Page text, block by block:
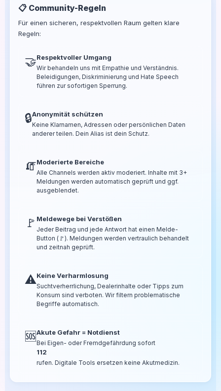
📋 Community-Regeln
Für einen sicheren, respektvollen Raum gelten klare
Regeln:
🤝Respektvoller Umgang
Wir behandeln uns mit Empathie und Verständnis.
Beleidigungen, Diskriminierung und Hate Speech
führen zur sofortigen Sperrung.
🔒Anonymität schützen
Keine Klarnamen, Adressen oder persönlichen Daten
anderer teilen. Dein Alias ist dein Schutz.
🧯Moderierte Bereiche
Alle Channels werden aktiv moderiert. Inhalte mit 3+
Meldungen werden automatisch geprüft und ggf.
ausgeblendet.
🚩 Meldewege bei Verstößen
Jeder Beitrag und jede Antwort hat einen Melde-
Button (🚩). Meldungen werden vertraulich behandelt
und zeitnah geprüft.
⚠️Keine Verharmlosung
Suchtverherrlichung, Dealerinhalte oder Tipps zum
Konsum sind verboten. Wir filtern problematische
Begriffe automatisch.
🆘Akute Gefahr = Notdienst
Bei Eigen- oder Fremdgefährdung sofort
112
rufen. Digitale Tools ersetzen keine Akutmedizin.